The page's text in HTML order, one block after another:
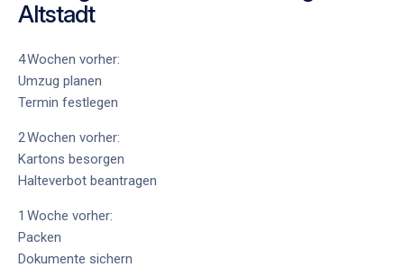
Altstadt
4 Wochen vorher:
Umzug planen
Termin festlegen
2 Wochen vorher:
Kartons besorgen
Halteverbot beantragen
1 Woche vorher:
Packen
Dokumente sichern